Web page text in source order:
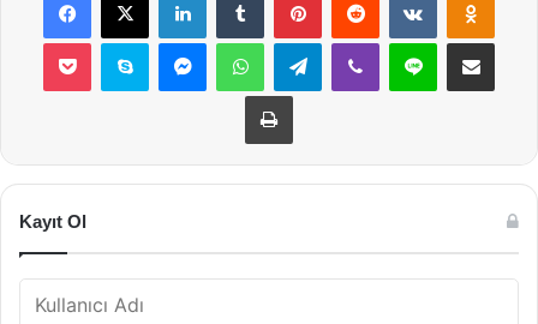
Pocket Skype MessengerWhatsAppTelegramViber Line E-Posta ile
Yazdır
Kayıt Ol